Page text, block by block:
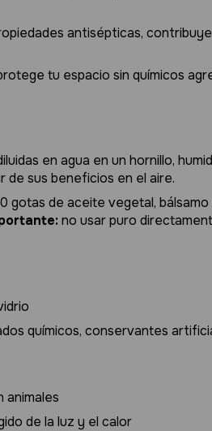
antisépticas,
tu espacio sin químicos
en agua en un hornillo,
sus beneficios en el aire.
gotas de aceite vegetal,
no usar puro
químicos, conservantes
animales
de la luz y el calor